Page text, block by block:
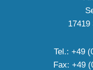
17419
Tel.: +49
Fax: +49